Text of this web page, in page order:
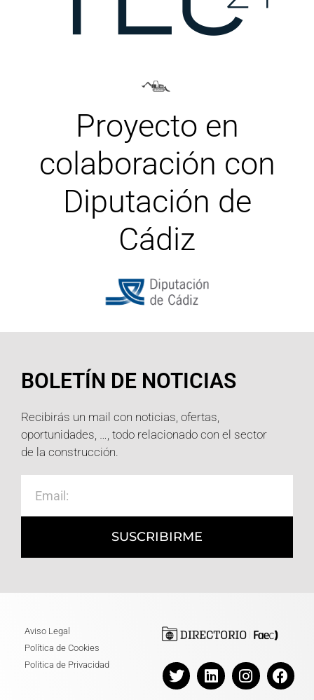
Proyecto en
colaboración con
Diputación de
Cádiz
BOLETÍN DE NOTICIAS
Recibirás un mail con noticias, ofertas,
oportunidades, …, todo relacionado con el sector
de la construcción.
SUSCRIBIRME
Aviso Legal
Política de Cookies
Politica de Privacidad